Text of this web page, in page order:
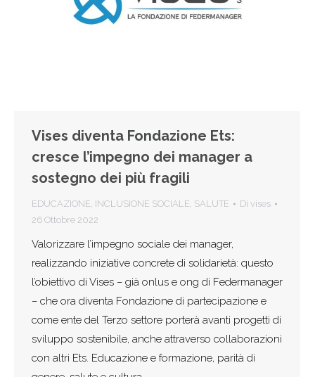
Vises diventa Fondazione Ets:
cresce l’impegno dei manager a
sostegno dei più fragili
EDUCAZIONE, INCLUSIONE SOCIALE, SALUTE Di vises
26 Ottobre 2022
Valorizzare l’impegno sociale dei manager,
realizzando iniziative concrete di solidarietà: questo
l’obiettivo di Vises – già onlus e ong di Federmanager
– che ora diventa Fondazione di partecipazione e
come ente del Terzo settore porterà avanti progetti di
sviluppo sostenibile, anche attraverso collaborazioni
con altri Ets. Educazione e formazione, parità di